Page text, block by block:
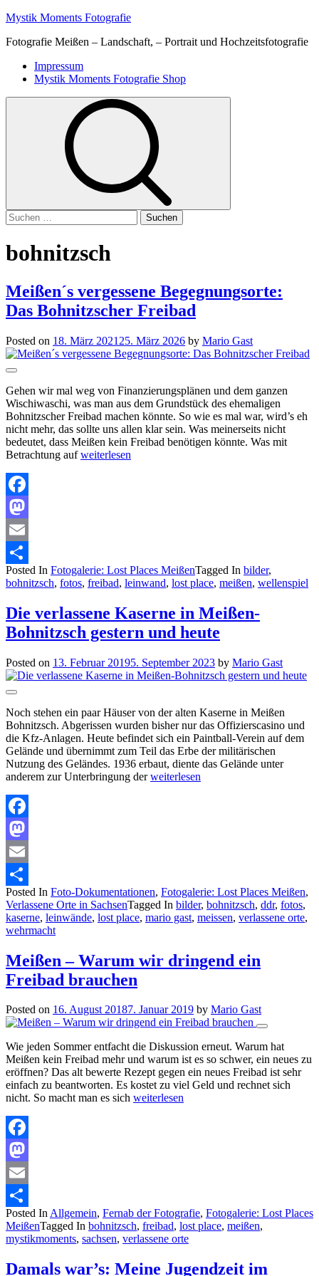
Skip
content
Mystik Moments Fotografie
Fotografie Meißen – Landschaft, – Portrait und Hochzeitsfotografie
Primary
Menu
Impressum
Mystik Moments Fotografie Shop
Suchen
nach:
bohnitzsch
Meißen´s vergessene Begegnungsorte:
Das Bohnitzscher Freibad
Posted on 18. März 2021 25. März 2026 by Mario Gast
Gehen wir mal weg von Finanzierungsplänen und dem ganzen
Wischiwaschi, was man aus dem Grundstück des ehemaligen
Bohnitzscher Freibad machen könnte. So wie es mal war, wird’s eh
nicht mehr, das sollte uns allen klar sein. Was meinerseits nicht
bedeutet, dass Meißen kein Freibad benötigen könnte. Was mit
Betrachtung aufweiterlesen
Facebook
Mastodon
Email
Teilen
Posted In Fotogalerie: Lost Places MeißenTagged In bilder,
bohnitzsch, fotos, freibad, leinwand, lost place, meißen, wellenspiel
Die verlassene Kaserne in Meißen-
Bohnitzsch gestern und heute
Posted on 13. Februar 20195. September 2023 by Mario Gast
Noch stehen ein paar Häuser von der alten Kaserne in Meißen
Bohnitzsch. Abgerissen wurden bisher nur das Offizierscasino und
die Kfz-Anlagen. Heute befindet sich ein Paintball-Verein auf dem
Gelände und übernimmt zum Teil das Erbe der militärischen
Nutzung des Geländes. 1936 erbaut, diente das Gelände unter
anderem zur Unterbringung derweiterlesen
Facebook
Mastodon
Email
Teilen
Posted In Foto-Dokumentationen, Fotogalerie: Lost Places Meißen,
Verlassene Orte in SachsenTagged In bilder, bohnitzsch, ddr, fotos,
kaserne, leinwände, lost place, mario gast, meissen, verlassene orte,
wehrmacht
Meißen – Warum wir dringend ein
Freibad brauchen
Posted on 16. August 20187. Januar 2019 by Mario Gast
Wie jeden Sommer entfacht die Diskussion erneut. Warum hat
Meißen kein Freibad mehr und warum ist es so schwer, ein neues zu
eröffnen? Das alt bewerte Rezept gegen ein neues Freibad ist sehr
einfach zu beantworten. Es kostet zu viel Geld und rechnet sich
nicht. So macht man es sich weiterlesen
Facebook
Mastodon
Email
Teilen
Posted InAllgemein, Fernab der Fotografie, Fotogalerie: Lost Places
MeißenTagged In bohnitzsch, freibad, lost place, meißen,
mystikmoments, sachsen, verlassene orte
Damals war’s: Meine Jugendzeit im